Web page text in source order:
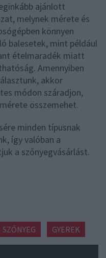
ajánlott
melynek mérete és
könnyen
balesetek, mint például
ételmaradék miatt
Amennyiben
akkor
módon száradjon,
összemehet.
minden típusnak
így valóban a
a szőnyegvásárlást.
SZŐNYEG GYEREK